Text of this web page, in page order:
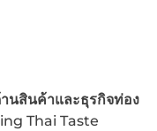
นสินค้าและธุรกิจท่อง
Thai Taste